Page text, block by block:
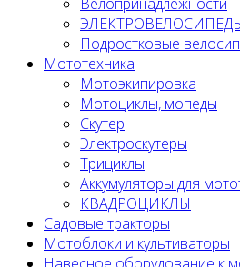
Велопринадлежности
Подростковые
Мототехника
Мотоэкипировка
Мотоциклы, мопеды
Скутер
Электроскутеры
Трициклы
Аккумуляторы для
КВАДРОЦИКЛЫ
Садовые тракторы
Мотоблоки и культиваторы